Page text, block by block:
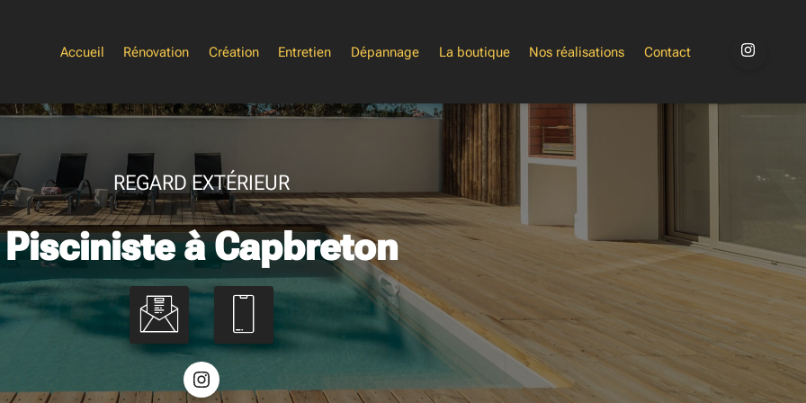
Accueil Rénovation Création Entretien Dépannage La boutique Nos réalisations Contact
REGARD EXTÉRIEUR
Pisciniste à Capbreton